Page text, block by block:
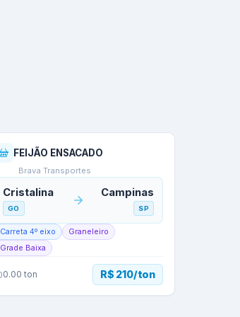
FEIJÃO ENSACADO
Brava Transportes
Cristalina
GO
Campinas
SP
Carreta 4º eixo
Graneleiro
Grade Baixa
0.00 ton R$ 210/ton